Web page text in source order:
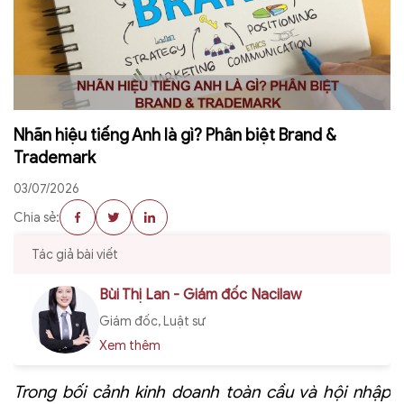
Nhãn hiệu tiếng Anh là gì? Phân biệt Brand &
Trademark
03/07/2026
Chia sẻ:
Tác giả bài viết
Bùi Thị Lan - Giám đốc Nacilaw
Giám đốc, Luật sư
Xem thêm
Trong bối cảnh kinh doanh toàn cầu và hội nhập